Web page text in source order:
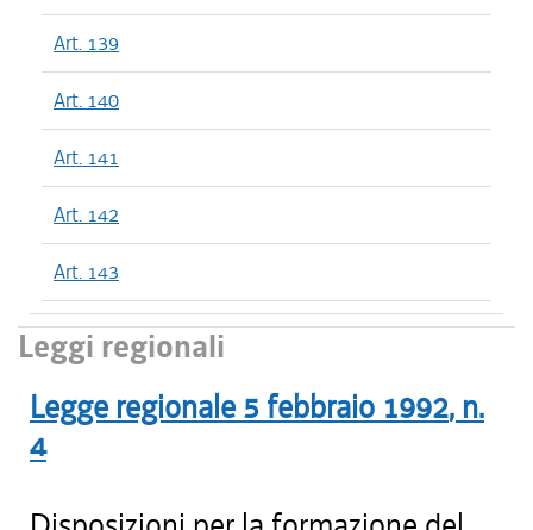
Art. 139
Art. 140
Art. 141
Art. 142
Art. 143
Leggi regionali
Legge regionale 5 febbraio 1992, n.
4